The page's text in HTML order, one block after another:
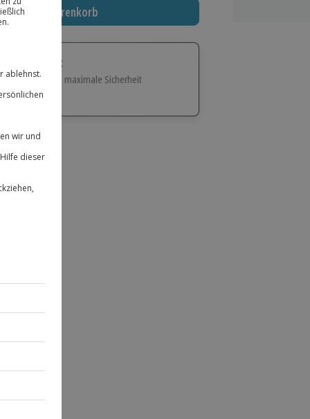
In den Warenkorb
Geschenk:
Flexibilität und maximale Sicherheit
für alle Erlebnisse einlösbar.
verlängerbar.